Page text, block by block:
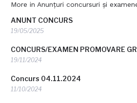
More in Anunțuri concursuri și
ANUNT CONCURS
19/05/2025
CONCURS/EXAMEN PROMOVARE
19/11/2024
Concurs 04.11.2024
11/10/2024